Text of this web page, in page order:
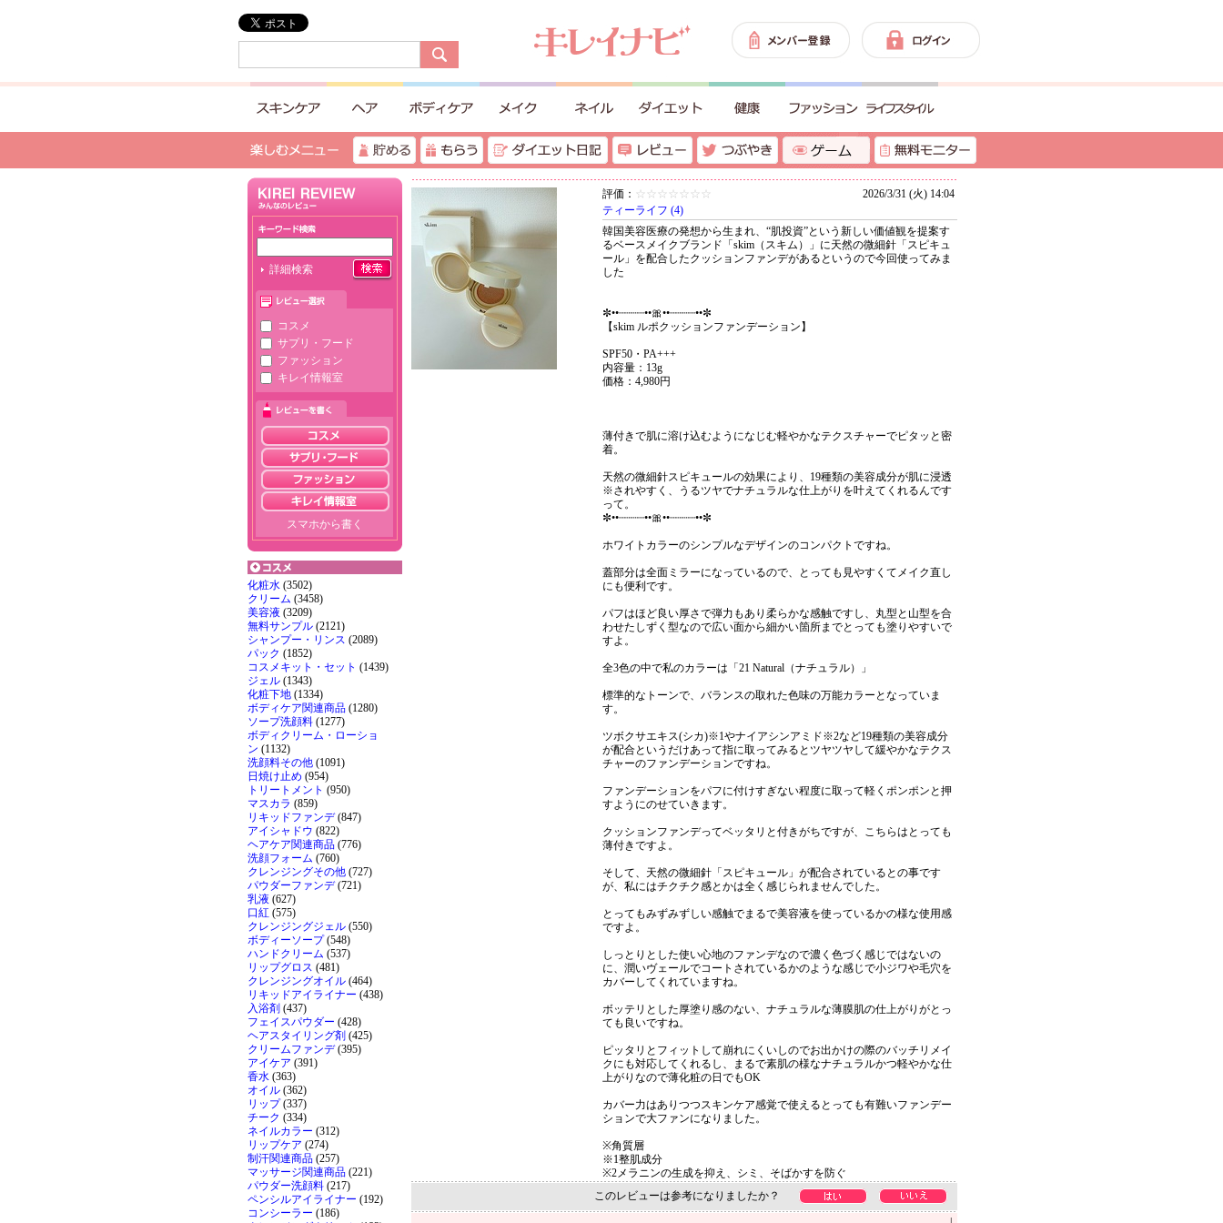
詳細検索
コスメ
サプリ・フード
ファッション
キレイ情報室
スマホから書く
化粧水 (3502)
クリーム (3458)
美容液 (3209)
無料サンプル (2121)
シャンプー・リンス (2089)
パック (1852)
コスメキット・セット (1439)
ジェル (1343)
化粧下地 (1334)
ボディケア関連商品 (1280)
ソープ洗顔料 (1277)
ボディクリーム・ローショ
ン (1132)
洗顔料その他 (1091)
日焼け止め (954)
トリートメント (950)
マスカラ (859)
リキッドファンデ(847)
アイシャドウ (822)
ヘアケア関連商品 (776)
洗顔フォーム (760)
クレンジングその他 (727)
パウダーファンデ(721)
乳液 (627)
口紅 (575)
クレンジングジェル (550)
ボディーソープ(548)
ハンドクリーム (537)
リップグロス (481)
クレンジングオイル (464)
リキッドアイライナー (438)
入浴剤 (437)
フェイスパウダー (428)
ヘアスタイリング剤 (425)
クリームファンデ(395)
アイケア (391)
香水 (363)
オイル (362)
リップ(337)
チーク (334)
ネイルカラー (312)
リップケア (274)
制汗関連商品 (257)
マッサージ関連商品 (221)
パウダー洗顔料 (217)
ペンシルアイライナー (192)
コンシーラー (186)
評価： ☆☆☆☆☆☆☆
2026/3/31 (火) 14:04
ティーライフ (4)
韓国美容医療の発想から生まれ、“肌投資”という新しい価値観を提案す
るベースメイクブランド「skim（スキム）」に天然の微細針「スピキュ
ール」を配合したクッションファンデがあるというので今回使ってみま
した
✼••┈┈┈┈••🎀••┈┈┈┈••✼
【skim ルポクッションファンデーション】
SPF50・PA+++
内容量：13g
価格：4,980円
薄付きで肌に溶け込むようになじむ軽やかなテクスチャーでピタッと密
着。
天然の微細針スピキュールの効果により、19種類の美容成分が肌に浸透
※されやすく、うるツヤでナチュラルな仕上がりを叶えてくれるんです
って。
✼••┈┈┈┈••🎀••┈┈┈┈••✼
ホワイトカラーのシンプルなデザインのコンパクトですね。
蓋部分は全面ミラーになっているので、とっても見やすくてメイク直し
にも便利です。
パフはほど良い厚さで弾力もあり柔らかな感触ですし、丸型と山型を合
わせたしずく型なので広い面から細かい箇所までとっても塗りやすいで
すよ。
全3色の中で私のカラーは「21 Natural（ナチュラル）」
標準的なトーンで、バランスの取れた色味の万能カラーとなっていま
す。
ツボクサエキス(シカ)※1やナイアシンアミド※2など19種類の美容成分
が配合というだけあって指に取ってみるとツヤツヤして緩やかなテクス
チャーのファンデーションですね。
ファンデーションをパフに付けすぎない程度に取って軽くポンポンと押
すようにのせていきます。
クッションファンデってベッタリと付きがちですが、こちらはとっても
薄付きですよ。
そして、天然の微細針「スピキュール」が配合されているとの事です
が、私にはチクチク感とかは全く感じられませんでした。
とってもみずみずしい感触でまるで美容液を使っているかの様な使用感
ですよ。
しっとりとした使い心地のファンデなので濃く色づく感じではないの
に、潤いヴェールでコートされているかのような感じで小ジワや毛穴を
カバーしてくれていますね。
ボッテリとした厚塗り感のない、ナチュラルな薄膜肌の仕上がりがとっ
ても良いですね。
ピッタリとフィットして崩れにくいしのでお出かけの際のバッチリメイ
クにも対応してくれるし、まるで素肌の様なナチュラルかつ軽やかな仕
上がりなので薄化粧の日でもOK
カバー力はありつつスキンケア感覚で使えるとっても有難いファンデー
ションで大ファンになりました。
※角質層
※1整肌成分
※2メラニンの生成を抑え、シミ、そばかすを防ぐ
このレビューは参考になりましたか？